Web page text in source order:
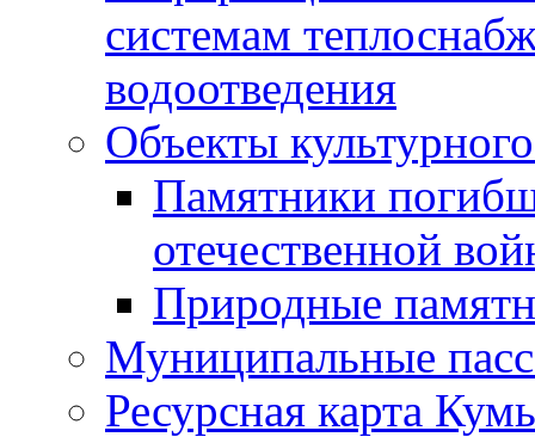
системам
водоотведения
Объекты
Памятники
отечественной
Природные
Муниципальные
Ресурсная карта